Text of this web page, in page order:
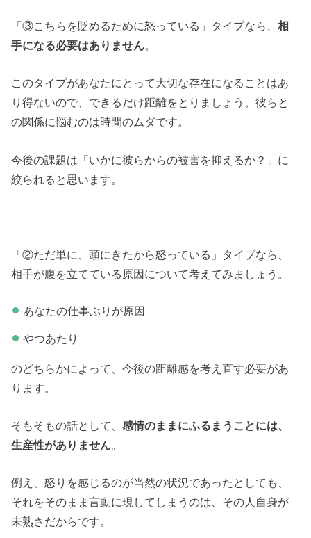
「③こちらを貶めるために怒っている」タイプなら、相
手になる必要はありません。
このタイプがあなたにとって大切な存在になることはあ
り得ないので、できるだけ距離をとりましょう。彼らと
の関係に悩むのは時間のムダです。
今後の課題は「いかに彼らからの被害を抑えるか？」に
絞られると思います。
「②ただ単に、頭にきたから怒っている」タイプなら、
相手が腹を立てている原因について考えてみましょう。
あなたの仕事ぶりが原因
やつあたり
のどちらかによって、今後の距離感を考え直す必要があ
ります。
そもそもの話として、感情のままにふるまうことには、
生産性がありません。
例え、怒りを感じるのが当然の状況であったとしても、
それをそのまま言動に現してしまうのは、その人自身が
未熟さだからです。